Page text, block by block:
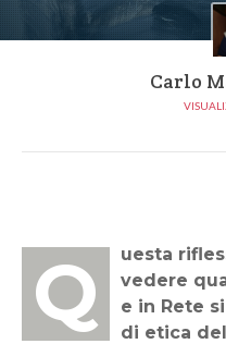
Carlo
Questa riflessione nasce dalla noia di
vedere
e in Rete
di etica